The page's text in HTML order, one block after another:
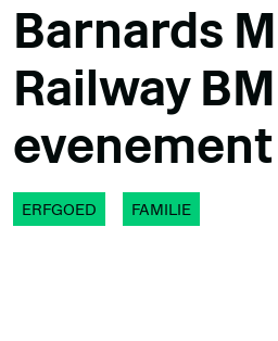
Barnards
Railway
evenement
ERFGOED FAMILIE